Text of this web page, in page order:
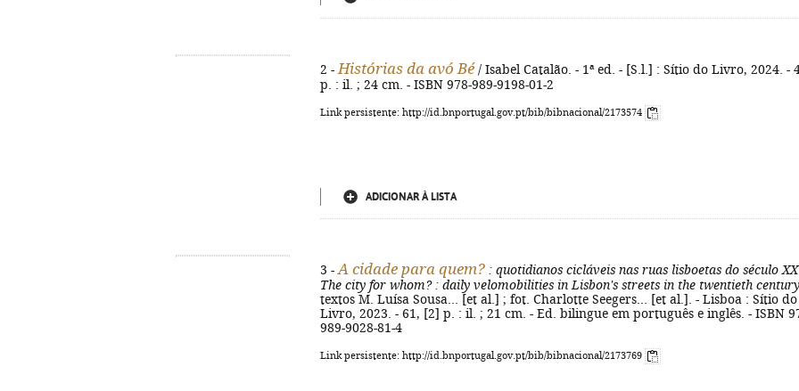
2 - Histórias da avó Bé / Isabel Catalão. - 1ª ed. - [S.l.] : Sítio do Livro, 2024. -
p. : il. ; 24 cm. - ISBN 978-989-9198-01-2
Link persistente: http://id.bnportugal.gov.pt/bib/bibnacional/2173574
ADICIONAR À LISTA
3 - A cidade para quem? : quotidianos cicláveis nas ruas lisboetas do século XX
The city for whom?: daily velomobilities in Lisbon's streets in the twentieth century
textos M. Luísa Sousa... [et al.] ; fot. Charlotte Seegers... [et al.]. - Lisboa : Sítio do
Livro, 2023. - 61, [2] p. : il. ; 21 cm. - Ed. bilingue em português e inglês. - ISBN
989-9028-81-4
Link persistente: http://id.bnportugal.gov.pt/bib/bibnacional/2173769